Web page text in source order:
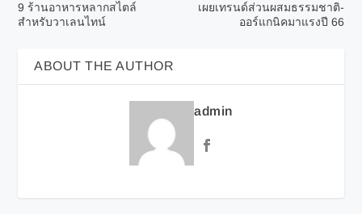
9 ร้านอาหารหลากสไตล์
สำหรับวาเลนไทน์
เผยเทรนด์ส่วนผสมธรรมชาติ-
ออร์แกนิคมาแรงปี 66
ABOUT THE AUTHOR
admin